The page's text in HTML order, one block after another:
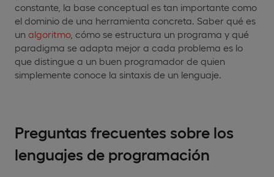
constante, la base conceptual es tan importante como
el dominio de una herramienta concreta. Saber qué es
un algoritmo, cómo se estructura un programa y qué
paradigma se adapta mejor a cada problema es lo
que distingue a un buen programador de quien
simplemente conoce la sintaxis de un lenguaje.
Preguntas frecuentes sobre los
lenguajes de programación